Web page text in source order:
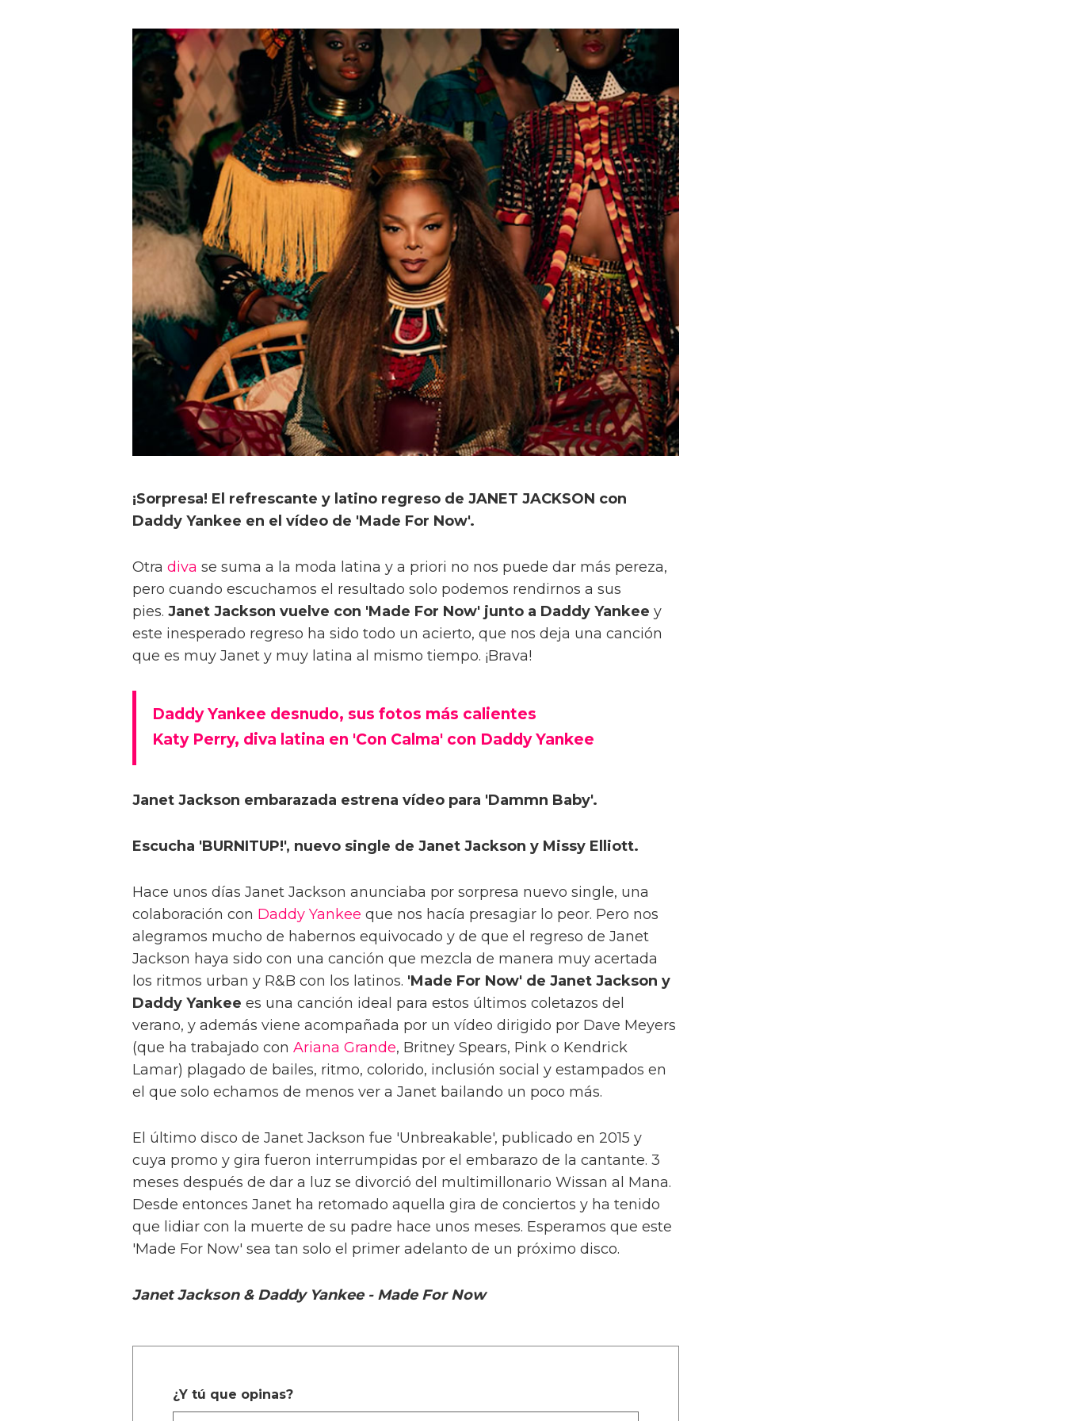
¡Sorpresa! El refrescante y latino regreso de JANET JACKSON con
Daddy Yankee en el vídeo de 'Made For Now'.
Otra diva se suma a la moda latina y a priori no nos puede dar más pereza,
pero cuando escuchamos el resultado solo podemos rendirnos a sus
pies. Janet Jackson vuelve con 'Made For Now' junto a Daddy Yankee y
este inesperado regreso ha sido todo un acierto, que nos deja una canción
que es muy Janet y muy latina al mismo tiempo. ¡Brava!
Daddy Yankee desnudo, sus fotos más calientes
Katy Perry, diva latina en 'Con Calma' con Daddy Yankee
Janet Jackson embarazada estrena vídeo para 'Dammn Baby'.
Escucha 'BURNITUP!', nuevo single de Janet Jackson y Missy Elliott.
Hace unos días Janet Jackson anunciaba por sorpresa nuevo single, una
colaboración con Daddy Yankee que nos hacía presagiar lo peor. Pero nos
alegramos mucho de habernos equivocado y de que el regreso de Janet
Jackson haya sido con una canción que mezcla de manera muy acertada
los ritmos urban y R&B con los latinos. 'Made For Now' de Janet Jackson y
Daddy Yankee es una canción ideal para estos últimos coletazos del
verano, y además viene acompañada por un vídeo dirigido por Dave Meyers
(que ha trabajado con Ariana Grande, Britney Spears, Pink o Kendrick
Lamar) plagado de bailes, ritmo, colorido, inclusión social y estampados en
el que solo echamos de menos ver a Janet bailando un poco más.
El último disco de Janet Jackson fue 'Unbreakable', publicado en 2015 y
cuya promo y gira fueron interrumpidas por el embarazo de la cantante. 3
meses después de dar a luz se divorció del multimillonario Wissan al Mana.
Desde entonces Janet ha retomado aquella gira de conciertos y ha tenido
que lidiar con la muerte de su padre hace unos meses. Esperamos que este
'Made For Now' sea tan solo el primer adelanto de un próximo disco.
Janet Jackson & Daddy Yankee - Made For Now
¿Y tú que opinas?